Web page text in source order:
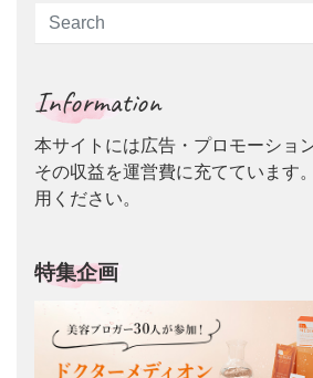
Information
本サイトには広告・プロモーショ
その収益を運営費に充てています
用ください。
特集企画